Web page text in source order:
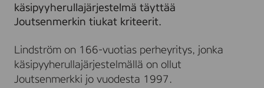
käsipyyherullajärjestelmä täyttää
Joutsenmerkin tiukat kriteerit.
Lindström on 166-vuotias perheyritys, jonka
käsipyyherullajärjestelmällä on ollut
Joutsenmerkki jo vuodesta 1997.